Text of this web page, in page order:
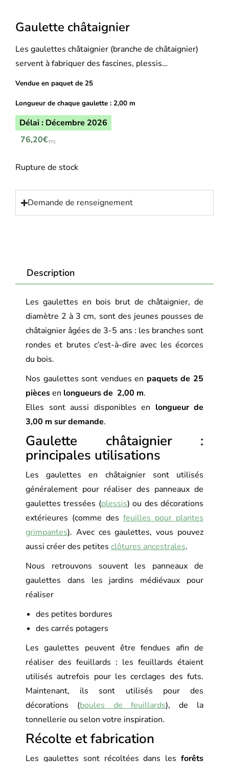
Gaulette châtaignier
Les gaulettes châtaignier (branche de châtaignier)
servent à fabriquer des fascines, plessis…
Vendue en paquet de 25
Longueur de chaque gaulette : 2,00 m
Délai : Décembre 2026
76,20€TTC
Rupture de stock
Demande de renseignement
Description
Les gaulettes en bois brut de châtaignier, de
diamètre 2 à 3 cm, sont des jeunes pousses de
châtaignier âgées de 3-5 ans : les branches sont
rondes et brutes c’est-à-dire avec les écorces
du bois.
Nos gaulettes sont vendues en paquets de 25
piècesen longueurs de 2,00 m.
Elles sont aussi disponibles en longueur de
3,00 m sur demande.
Gaulette châtaignier :
principales utilisations
Les gaulettes en châtaignier sont utilisés
généralement pour réaliser des panneaux de
gaulettes tressées (plessis) ou des décorations
extérieures (comme des feuilles pour plantes
grimpantes). Avec ces gaulettes, vous pouvez
aussi créer des petites clôtures ancestrales.
Nous retrouvons souvent les panneaux de
gaulettes dans les jardins médiévaux pour
réaliser
des petites bordures
des carrés potagers
Les gaulettes peuvent être fendues afin de
réaliser des feuillards : les feuillards étaient
utilisés autrefois pour les cerclages des futs.
Maintenant, ils sont utilisés pour des
décorations (boules de feuillards), de la
tonnellerie ou selon votre inspiration.
Récolte et fabrication
Les gaulettes sont récoltées dans les forêts